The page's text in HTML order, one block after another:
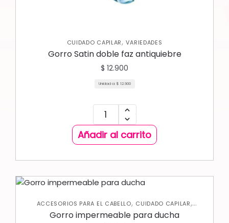
CUIDADO CAPILAR,VARIEDADES
Gorro Satin doble faz antiquiebre
$ 12.900
Unidad a: $ 12.900
Añadir al carrito
ACCESORIOS PARA EL CABELLO, CUIDADO CAPILAR,
VARIEDADES
Gorro impermeable para ducha